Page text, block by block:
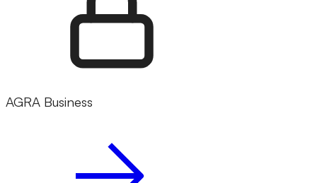
AGRA Business